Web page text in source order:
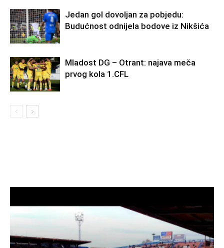
Jedan gol dovoljan za pobjedu:
Budućnost odnijela bodove iz Nikšića
Mladost DG – Otrant: najava meča
prvog kola 1.CFL